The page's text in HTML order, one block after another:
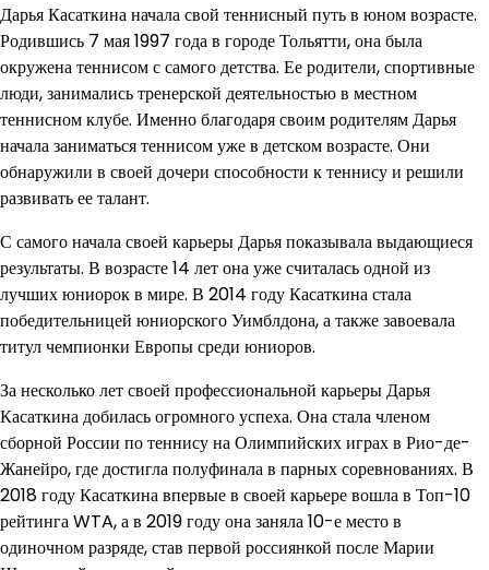
Дарья Касаткина начала свой теннисный путь в юном возрасте.
Родившись 7 мая 1997 года в городе Тольятти, она была
окружена теннисом с самого детства. Ее родители, спортивные
люди, занимались тренерской деятельностью в местном
теннисном клубе. Именно благодаря своим родителям Дарья
начала заниматься теннисом уже в детском возрасте. Они
обнаружили в своей дочери способности к теннису и решили
развивать ее талант.
С самого начала своей карьеры Дарья показывала выдающиеся
результаты. В возрасте 14 лет она уже считалась одной из
лучших юниорок в мире. В 2014 году Касаткина стала
победительницей юниорского Уимблдона, а также завоевала
титул чемпионки Европы среди юниоров.
За несколько лет своей профессиональной карьеры Дарья
Касаткина добилась огромного успеха. Она стала членом
сборной России по теннису на Олимпийских играх в Рио-де-
Жанейро, где достигла полуфинала в парных соревнованиях. В
2018 году Касаткина впервые в своей карьере вошла в Топ-10
рейтинга WTA, а в 2019 году она заняла 10-е место в
одиночном разряде, став первой россиянкой после Марии